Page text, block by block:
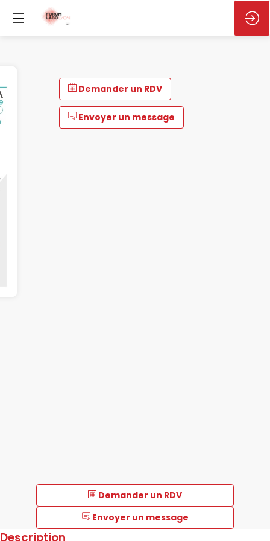
Demander un RDV
Envoyer un message
Demander un RDV
Envoyer un message
Description